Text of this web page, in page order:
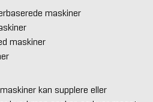
maskiner
maskiner
kan supplere eller